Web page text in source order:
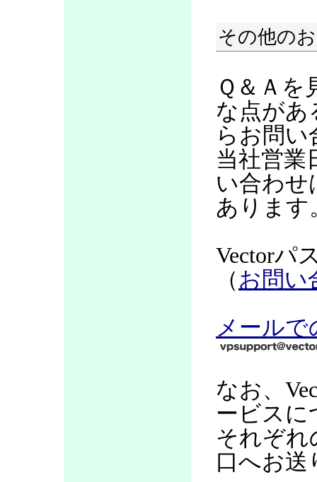
その他の
Ｑ＆Ａを
な点があ
らお問い
当社営業
い合わせ
あります
Vectorパ
（ お問い
メール
なお、
ービスに
それぞれ
口へお送